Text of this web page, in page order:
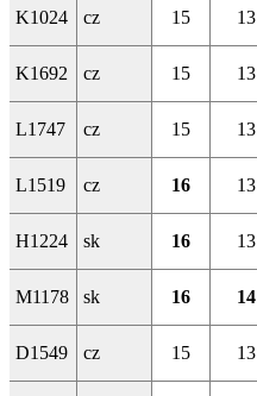
K1024 cz 15 13
K1692 cz 15 13
L1747 cz 15 13
L1519 cz 16 13
H1224 sk 16 13
M1178 sk 16 14
D1549 cz 15 13